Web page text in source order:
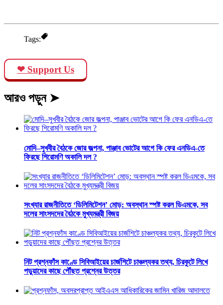
Tags:
❤ Support Us
আরও পড়ুন ➤
মোদি–সুখবীর বৈঠকে জোর জল্পনা, পাঞ্জাব ভোটের আগে কি ফের এনডিএ-তে
ফিরছে শিরোমণি অকালি দল ?
সংখ্যার রাজনীতিতে ‘ডিলিমিটেশন’ মোড়: অবস্থান স্পষ্ট করল ডিএমকে, সব
দলের সাংসদদের বৈঠকে মুখ্যমন্ত্রী বিজয়
নিট প্রশ্নফাঁস কাণ্ডে সিবিআইয়ের চার্জশিটে চাঞ্চল্যকর তথ্য, চিরকুটে লিখে
পড়ুয়াদের কাছে পৌঁছত প্রশ্নের উত্তর